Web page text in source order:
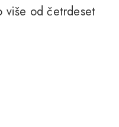
od četrdeset